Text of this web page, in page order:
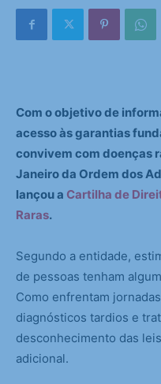
Com o objetivo de
acesso às garantias
convivem com doenças
Janeiro da Ordem dos
lançou a Cartilha de
Raras.
Segundo a entidade,
de pessoas tenham
Como enfrentam
diagnósticos tardios e
desconhecimento das
adicional.